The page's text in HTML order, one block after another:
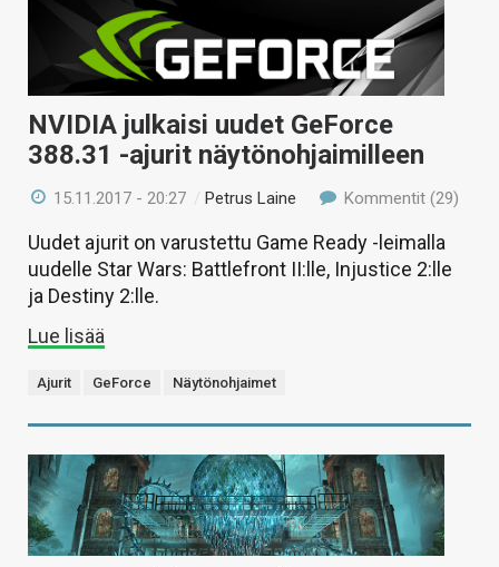
NVIDIA julkaisi uudet GeForce
388.31 -ajurit näytönohjaimilleen
15.11.2017 - 20:27 /Petrus Laine Kommentit (29)
Uudet ajurit on varustettu Game Ready -leimalla
uudelle Star Wars: Battlefront II:lle, Injustice 2:lle
ja Destiny 2:lle.
Lue lisää
Ajurit GeForce Näytönohjaimet